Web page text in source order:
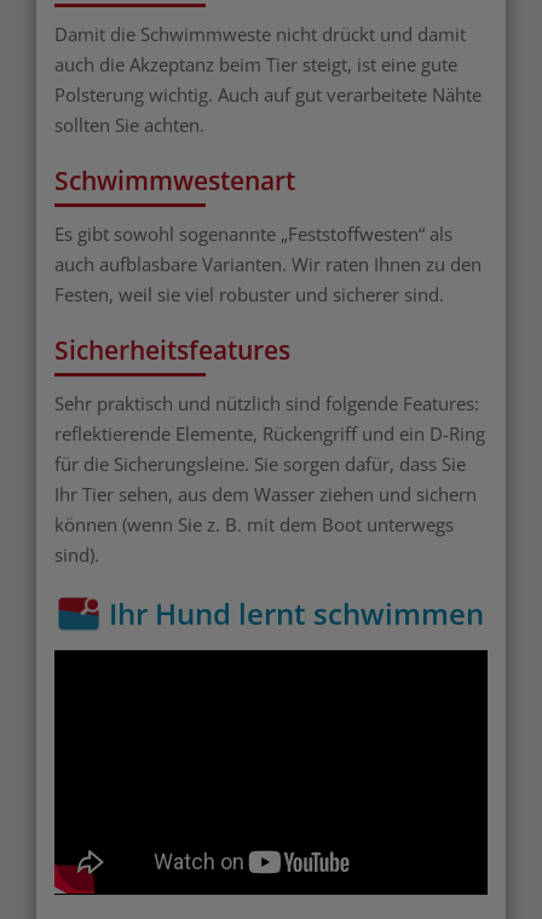
Damit die Schwimmweste nicht drückt und damit
auch die Akzeptanz beim Tier steigt, ist eine gute
Polsterung wichtig. Auch auf gut verarbeitete Nähte
sollten Sie achten.
Schwimmwestenart
Es gibt sowohl sogenannte „Feststoffwesten“ als
auch aufblasbare Varianten. Wir raten Ihnen zu den
Festen, weil sie viel robuster und sicherer sind.
Sicherheitsfeatures
Sehr praktisch und nützlich sind folgende Features:
reflektierende Elemente, Rückengriff und ein D-Ring
für die Sicherungsleine. Sie sorgen dafür, dass Sie
Ihr Tier sehen, aus dem Wasser ziehen und sichern
können (wenn Sie z. B. mit dem Boot unterwegs
sind).
Ihr Hund lernt schwimmen